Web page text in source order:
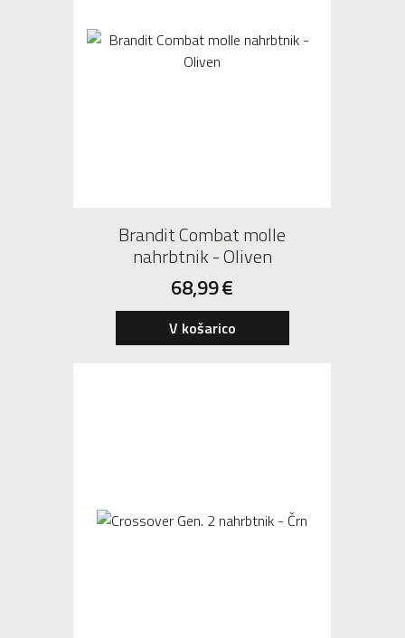
Brandit Combat molle
nahrbtnik - Oliven
68,99€
V košarico